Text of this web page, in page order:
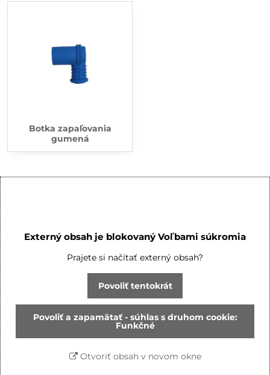
Botka zapaľovania
gumená
Externý obsah je blokovaný Voľbami súkromia
Prajete si načítať externý obsah?
Povoliť tentokrát
Povoliť a zapamätať - súhlas s druhom cookie:
Funkčné
Otvoriť obsah v novom okne